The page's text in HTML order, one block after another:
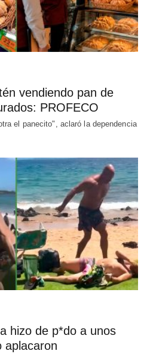
vendiendo pan de
PROFECO
el panecito", aclaró la dependencia
hizo de p*do a unos
aplacaron